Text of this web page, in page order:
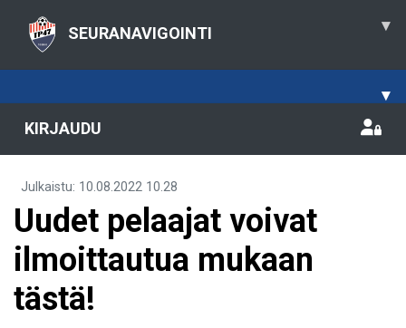
SEURANAVIGOINTI ▾
▾
KIRJAUDU
Julkaistu: 10.08.2022 10.28
Uudet pelaajat voivat
ilmoittautua mukaan
tästä!